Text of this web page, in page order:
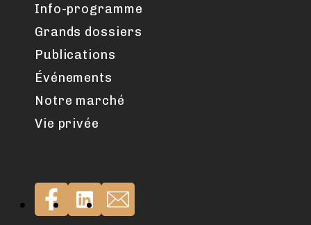
Info-programme
Grands dossiers
Publications
Événements
Notre marché
Vie privée